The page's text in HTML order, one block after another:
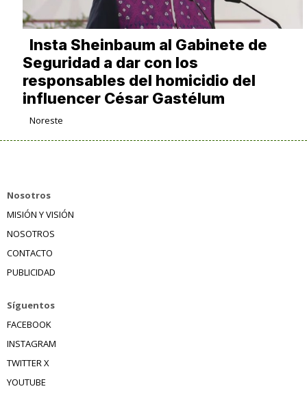
Insta Sheinbaum al Gabinete de
Seguridad a dar con los
responsables del homicidio del
influencer César Gastélum
Noreste
Nosotros
MISIÓN Y VISIÓN
NOSOTROS
CONTACTO
PUBLICIDAD
Síguentos
FACEBOOK
INSTAGRAM
TWITTER X
YOUTUBE